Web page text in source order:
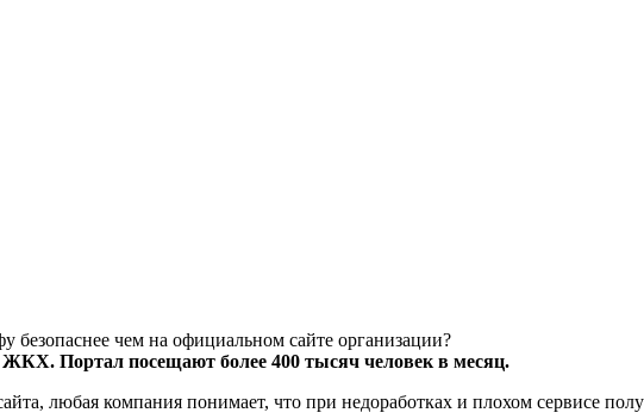
безопаснее чем на официальном сайте организации?
Портал посещают более 400 тысяч человек в месяц.
любая компания понимает, что при недоработках и плохом сервисе